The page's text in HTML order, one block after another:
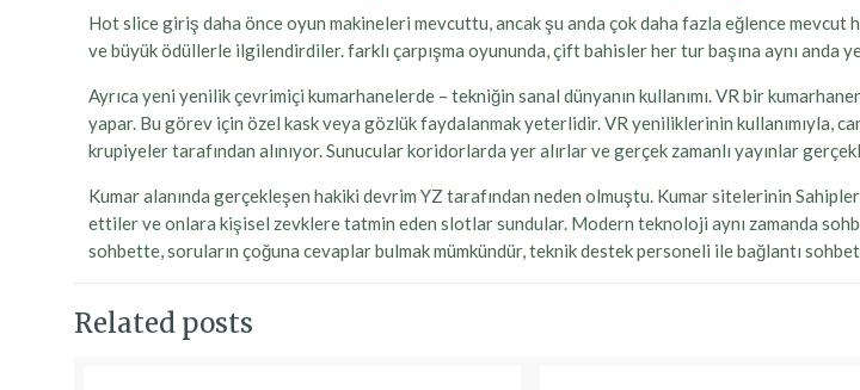
Hot slice giriş daha önce oyun makineleri mevcuttu, ancak şu anda çok daha fazla eğlence
ve büyük ödüllerle ilgilendirdiler. farklı çarpışma oyununda, çift bahisler her tur başına aynı anda
Ayrıca yeni yenilik çevrimiçi kumarhanelerde – tekniğin sanal dünyanın kullanımı. VR bir
yapar. Bu görev için özel kask veya gözlük faydalanmak yeterlidir. VR yeniliklerinin kullanımıyla,
krupiyeler tarafından alınıyor. Sunucular koridorlarda yer alırlar ve gerçek zamanlı yayınlar
Kumar alanında gerçekleşen hakiki devrim YZ tarafından neden olmuştu. Kumar sitelerinin
ettiler ve onlara kişisel zevklere tatmin eden slotlar sundular. Modern teknoloji aynı zamanda
sohbette, soruların çoğuna cevaplar bulmak mümkündür, teknik destek personeli ile bağlantı
Related posts